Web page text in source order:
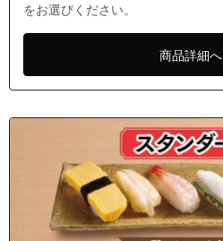
をお選びください。
商品詳細へ